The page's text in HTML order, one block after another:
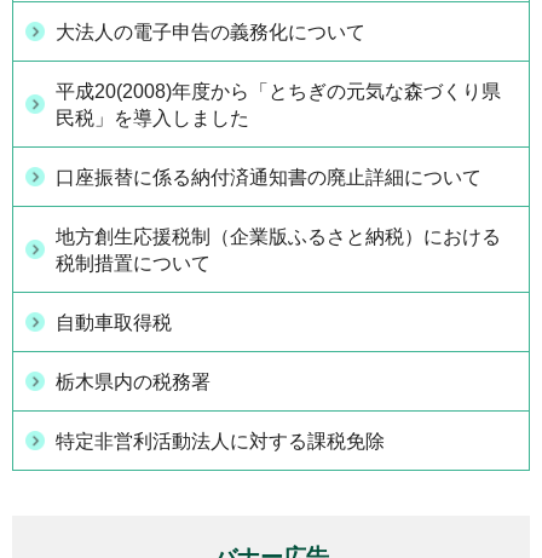
大法人の電子申告の義務化について
平成20(2008)年度から「とちぎの元気な森づくり県
民税」を導入しました
口座振替に係る納付済通知書の廃止詳細について
地方創生応援税制（企業版ふるさと納税）における
税制措置について
自動車取得税
栃木県内の税務署
特定非営利活動法人に対する課税免除